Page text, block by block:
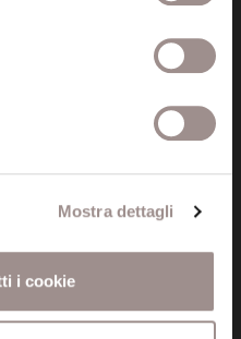
Mostra dettagli
i cookie